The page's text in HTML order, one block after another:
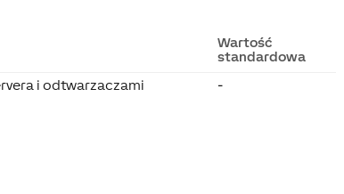
Wartość
standardowa
i odtwarzaczami
-